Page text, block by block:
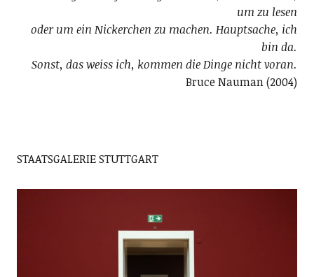
um zu lesen
oder um ein Nickerchen zu machen. Hauptsache, ich
bin da.
Sonst, das weiss ich, kommen die Dinge nicht voran.
Bruce Nauman (2004)
STAATSGALERIE STUTTGART